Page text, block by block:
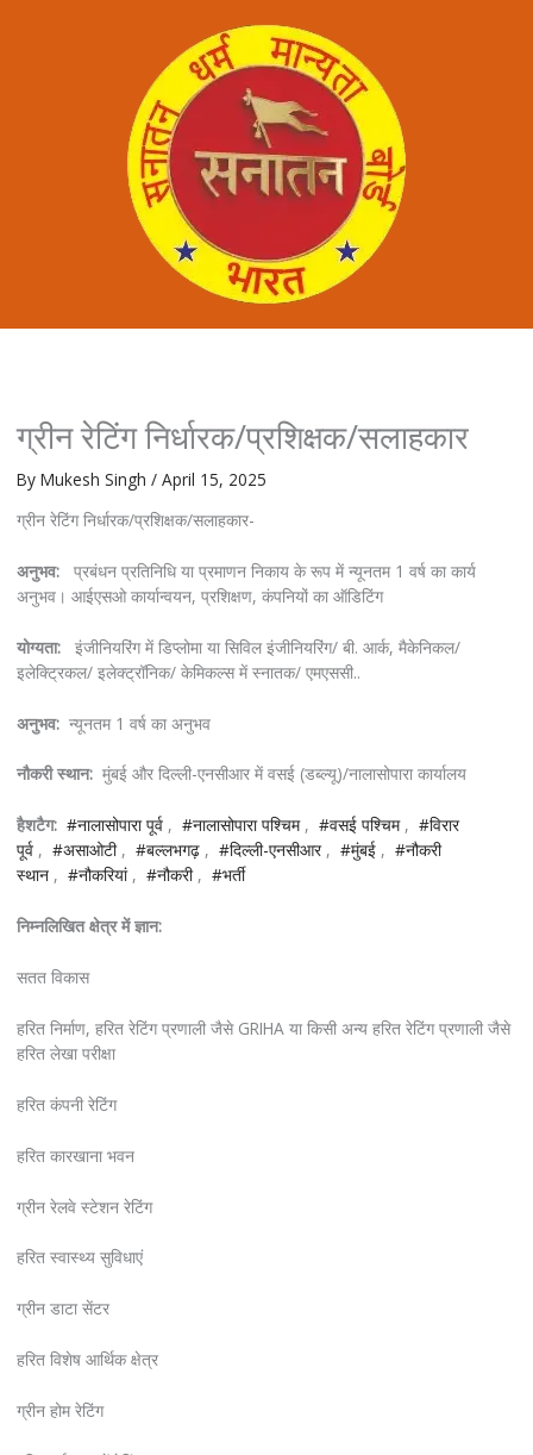
ग्रीन रेटिंग निर्धारक/प्रशिक्षक/सलाहकार
By Mukesh Singh / April 15, 2025
ग्रीन रेटिंग निर्धारक/प्रशिक्षक/सलाहकार-
अनुभव:
प्रबंधन प्रतिनिधि या प्रमाणन निकाय के रूप में न्यूनतम 1 वर्ष का कार्य
अनुभव। आईएसओ कार्यान्वयन, प्रशिक्षण, कंपनियों का ऑडिटिंग
योग्यता:इंजीनियरिंग में डिप्लोमा या सिविल इंजीनियरिंग/ बी. आर्क, मैकेनिकल/
इलेक्ट्रिकल/ इलेक्ट्रॉनिक/ केमिकल्स में स्नातक/ एमएससी..
अनुभव: न्यूनतम 1 वर्ष का अनुभव
नौकरी स्थान: मुंबई और दिल्ली-एनसीआर में वसई (डब्ल्यू)/नालासोपारा कार्यालय
हैशटैग: #नालासोपारा पूर्व, #नालासोपारा पश्चिम, #वसई पश्चिम, #विरार
पूर्व, #असाओटी, #बल्लभगढ़, #दिल्ली-एनसीआर, #मुंबई, #नौकरी
स्थान, #नौकरियां, #नौकरी, #भर्ती
निम्नलिखित क्षेत्र में ज्ञान:
सतत विकास
हरित निर्माण, हरित रेटिंग प्रणाली जैसे GRIHA या किसी अन्य हरित रेटिंग प्रणाली जैसे
हरित लेखा परीक्षा
हरित कंपनी रेटिंग
हरित कारखाना भवन
ग्रीन रेलवे स्टेशन रेटिंग
हरित स्वास्थ्य सुविधाएं
ग्रीन डाटा सेंटर
हरित विशेष आर्थिक क्षेत्र
ग्रीन होम रेटिंग